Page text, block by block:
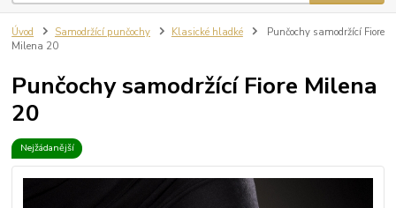
Úvod Samodržící punčochy Klasické hladké
Punčochy samodržící Fiore
Milena 20
Punčochy samodržící Fiore Milena
20
Nejžádanější